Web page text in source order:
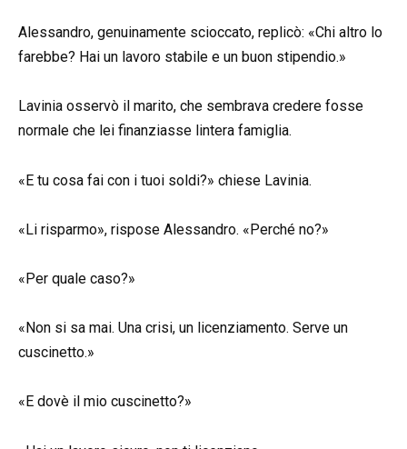
Alessandro, genuinamente scioccato, replicò: «Chi altro lo
farebbe? Hai un lavoro stabile e un buon stipendio.»
Lavinia osservò il marito, che sembrava credere fosse
normale che lei finanziasse lintera famiglia.
«E tu cosa fai con i tuoi soldi?» chiese Lavinia.
«Li risparmo», rispose Alessandro. «Perché no?»
«Per quale caso?»
«Non si sa mai. Una crisi, un licenziamento. Serve un
cuscinetto.»
«E dovè il mio cuscinetto?»